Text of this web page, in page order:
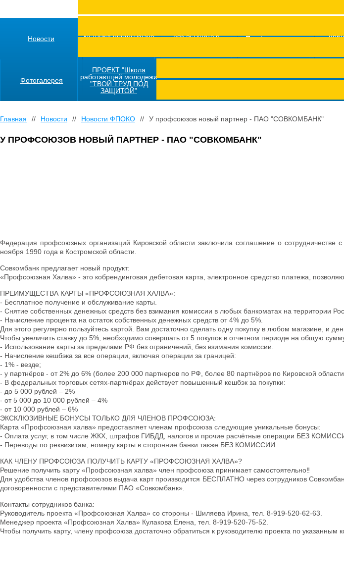
Новости
История профсоюзов
Как вступить в
Профсоюз помог
Фотогалерея
ПРОЕКТ "Школа
работающей молодежи
"ТВОЙ ТРУД ПОД
ЗАЩИТОЙ"
Главная // Новости // Новости ФПОКО // У профсоюзов новый партнер - ПАО "СОВКОМБАНК"
У ПРОФСОЮЗОВ НОВЫЙ ПАРТНЕР - ПАО "СОВКОМБАНК"
Федерация профсоюзных организаций Кировской области заключила соглашение о
ноября 1990 года в Костромской области.
Совкомбанк предлагает новый продукт:
«Профсоюзная Халва» - это кобрендинговая дебетовая карта, электронное средство платежа,
ПРЕИМУЩЕСТВА КАРТЫ «ПРОФСОЮЗНАЯ ХАЛВА»:
- Бесплатное получение и обслуживание карты.
- Снятие собственных денежных средств без взимания комиссии в любых банкоматах на территории
- Начисление процента на остаток собственных денежных средств от 4% до 5%.
Для этого регулярно пользуйтесь картой. Вам достаточно сделать одну покупку в любом магазине, и
Чтобы увеличить ставку до 5%, необходимо совершать от 5 покупок в отчетном периоде на общую
- Использование карты за пределами РФ без ограничений, без взимания комиссии.
- Начисление кешбэка за все операции, включая операции за границей:
- 1% - везде;
- у партнёров - от 2% до 6% (более 200 000 партнеров по РФ, более 80 партнёров по Кировской
- В федеральных торговых сетях-партнёрах действует повышенный кешбэк за покупки:
- до 5 000 рублей – 2%
- от 5 000 до 10 000 рублей – 4%
- от 10 000 рублей – 6%
ЭКСКЛЮЗИВНЫЕ БОНУСЫ ТОЛЬКО ДЛЯ ЧЛЕНОВ ПРОФСОЮЗА:
Карта «Профсоюзная халва» предоставляет членам профсоюза следующие уникальные бонусы:
- Оплата услуг, в том числе ЖКХ, штрафов ГИБДД, налогов и прочие расчётные операции БЕЗ
- Переводы по реквизитам, номеру карты в сторонние банки также БЕЗ КОМИССИИ.
КАК ЧЛЕНУ ПРОФСОЮЗА ПОЛУЧИТЬ КАРТУ «ПРОФСОЮЗНАЯ ХАЛВА»?
Решение получить карту «Профсоюзная халва» член профсоюза принимает самостоятельно‼
Для удобства членов профсоюзов выдача карт производится БЕСПЛАТНО через сотрудников
договоренности с представителями ПАО «Совкомбанк».
Контакты сотрудников банка:
Руководитель проекта «Профсоюзная Халва» со стороны - Шиляева Ирина, тел. 8-919-520-62-63.
Менеджер проекта «Профсоюзная Халва» Кулакова Елена, тел. 8-919-520-75-52.
Чтобы получить карту, члену профсоюза достаточно обратиться к руководителю проекта по